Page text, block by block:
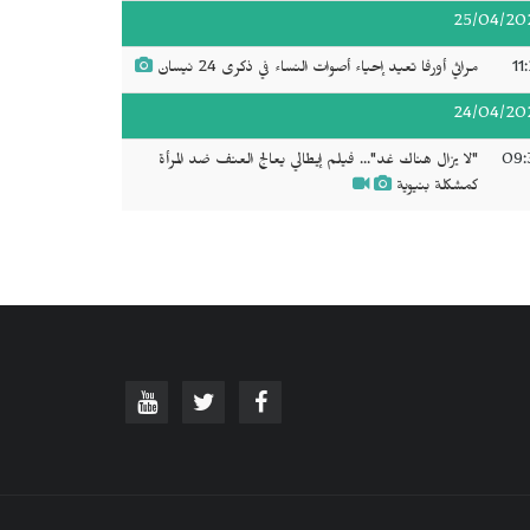
25/04/
مراثي أورفا تعيد إحياء أصوات النساء في ذكرى 24 نيسان
24/04/
"لا يزال هناك غد"... فيلم إيطالي يعالج العنف ضد المرأة
كمشكلة بنيوية